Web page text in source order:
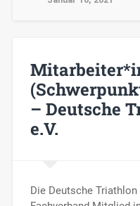
– Deutsche
e.V.
Die Deutsche